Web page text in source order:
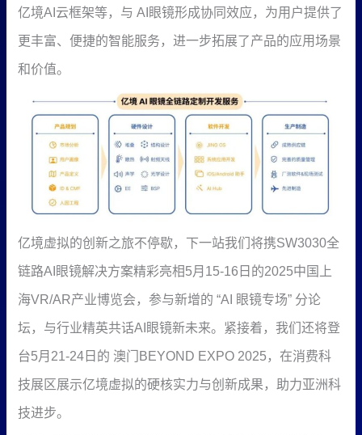
亿境AI云框架等，与 AI眼镜形成协同效应，为用户提供了
更丰富、便捷的智能服务，进一步拓展了产品的应用场景
和价值。
亿境虚拟的创新之旅不停歇，下一站我们将携SW3030全
链路AI眼镜解决方案精彩亮相5月15-16日的2025中国上
海VR/AR产业博览会，参与新增的 “AI 眼镜专场” 分论
坛，与行业精英共话AI眼镜新未来。紧接着，我们还将登
台5月21-24日的 澳门BEYOND EXPO 2025，在消费科
技展区展示亿境虚拟的硬核实力与创新成果，助力亚洲科
技进步。